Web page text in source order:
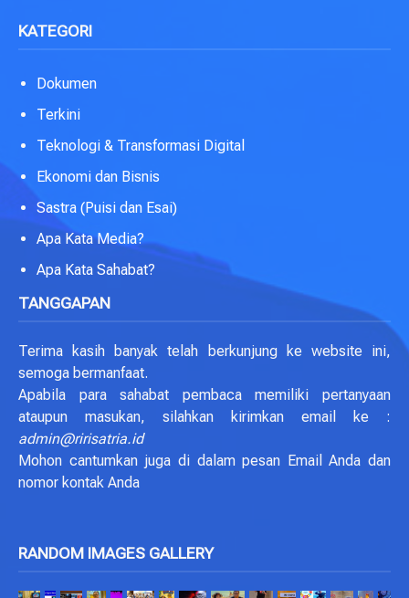
KATEGORI
Dokumen
Terkini
Teknologi & Transformasi Digital
Ekonomi dan Bisnis
Sastra (Puisi dan Esai)
Apa Kata Media?
Apa Kata Sahabat?
TANGGAPAN
Terima kasih banyak telah berkunjung ke website ini,
semoga bermanfaat.
Apabila para sahabat pembaca memiliki pertanyaan
ataupun masukan, silahkan kirimkan email ke :
admin@ririsatria.id
Mohon cantumkan juga di dalam pesan Email Anda dan
nomor kontak Anda
RANDOM IMAGES GALLERY